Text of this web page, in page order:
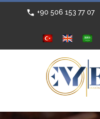
+90 506 153 77 07